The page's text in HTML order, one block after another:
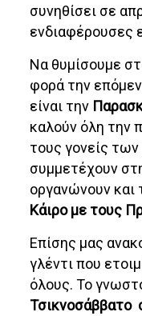
συνηθίσει σε
ενδιαφέρουσες
Να θυμίσουμε
φορά την
είναι την
καλούν όλη την
τους γονείς
συμμετέχουν
οργανώνουν και
Κάιρο με τους
Επίσης μας
γλέντι που
όλους. Το
Τσικνοσάββατο